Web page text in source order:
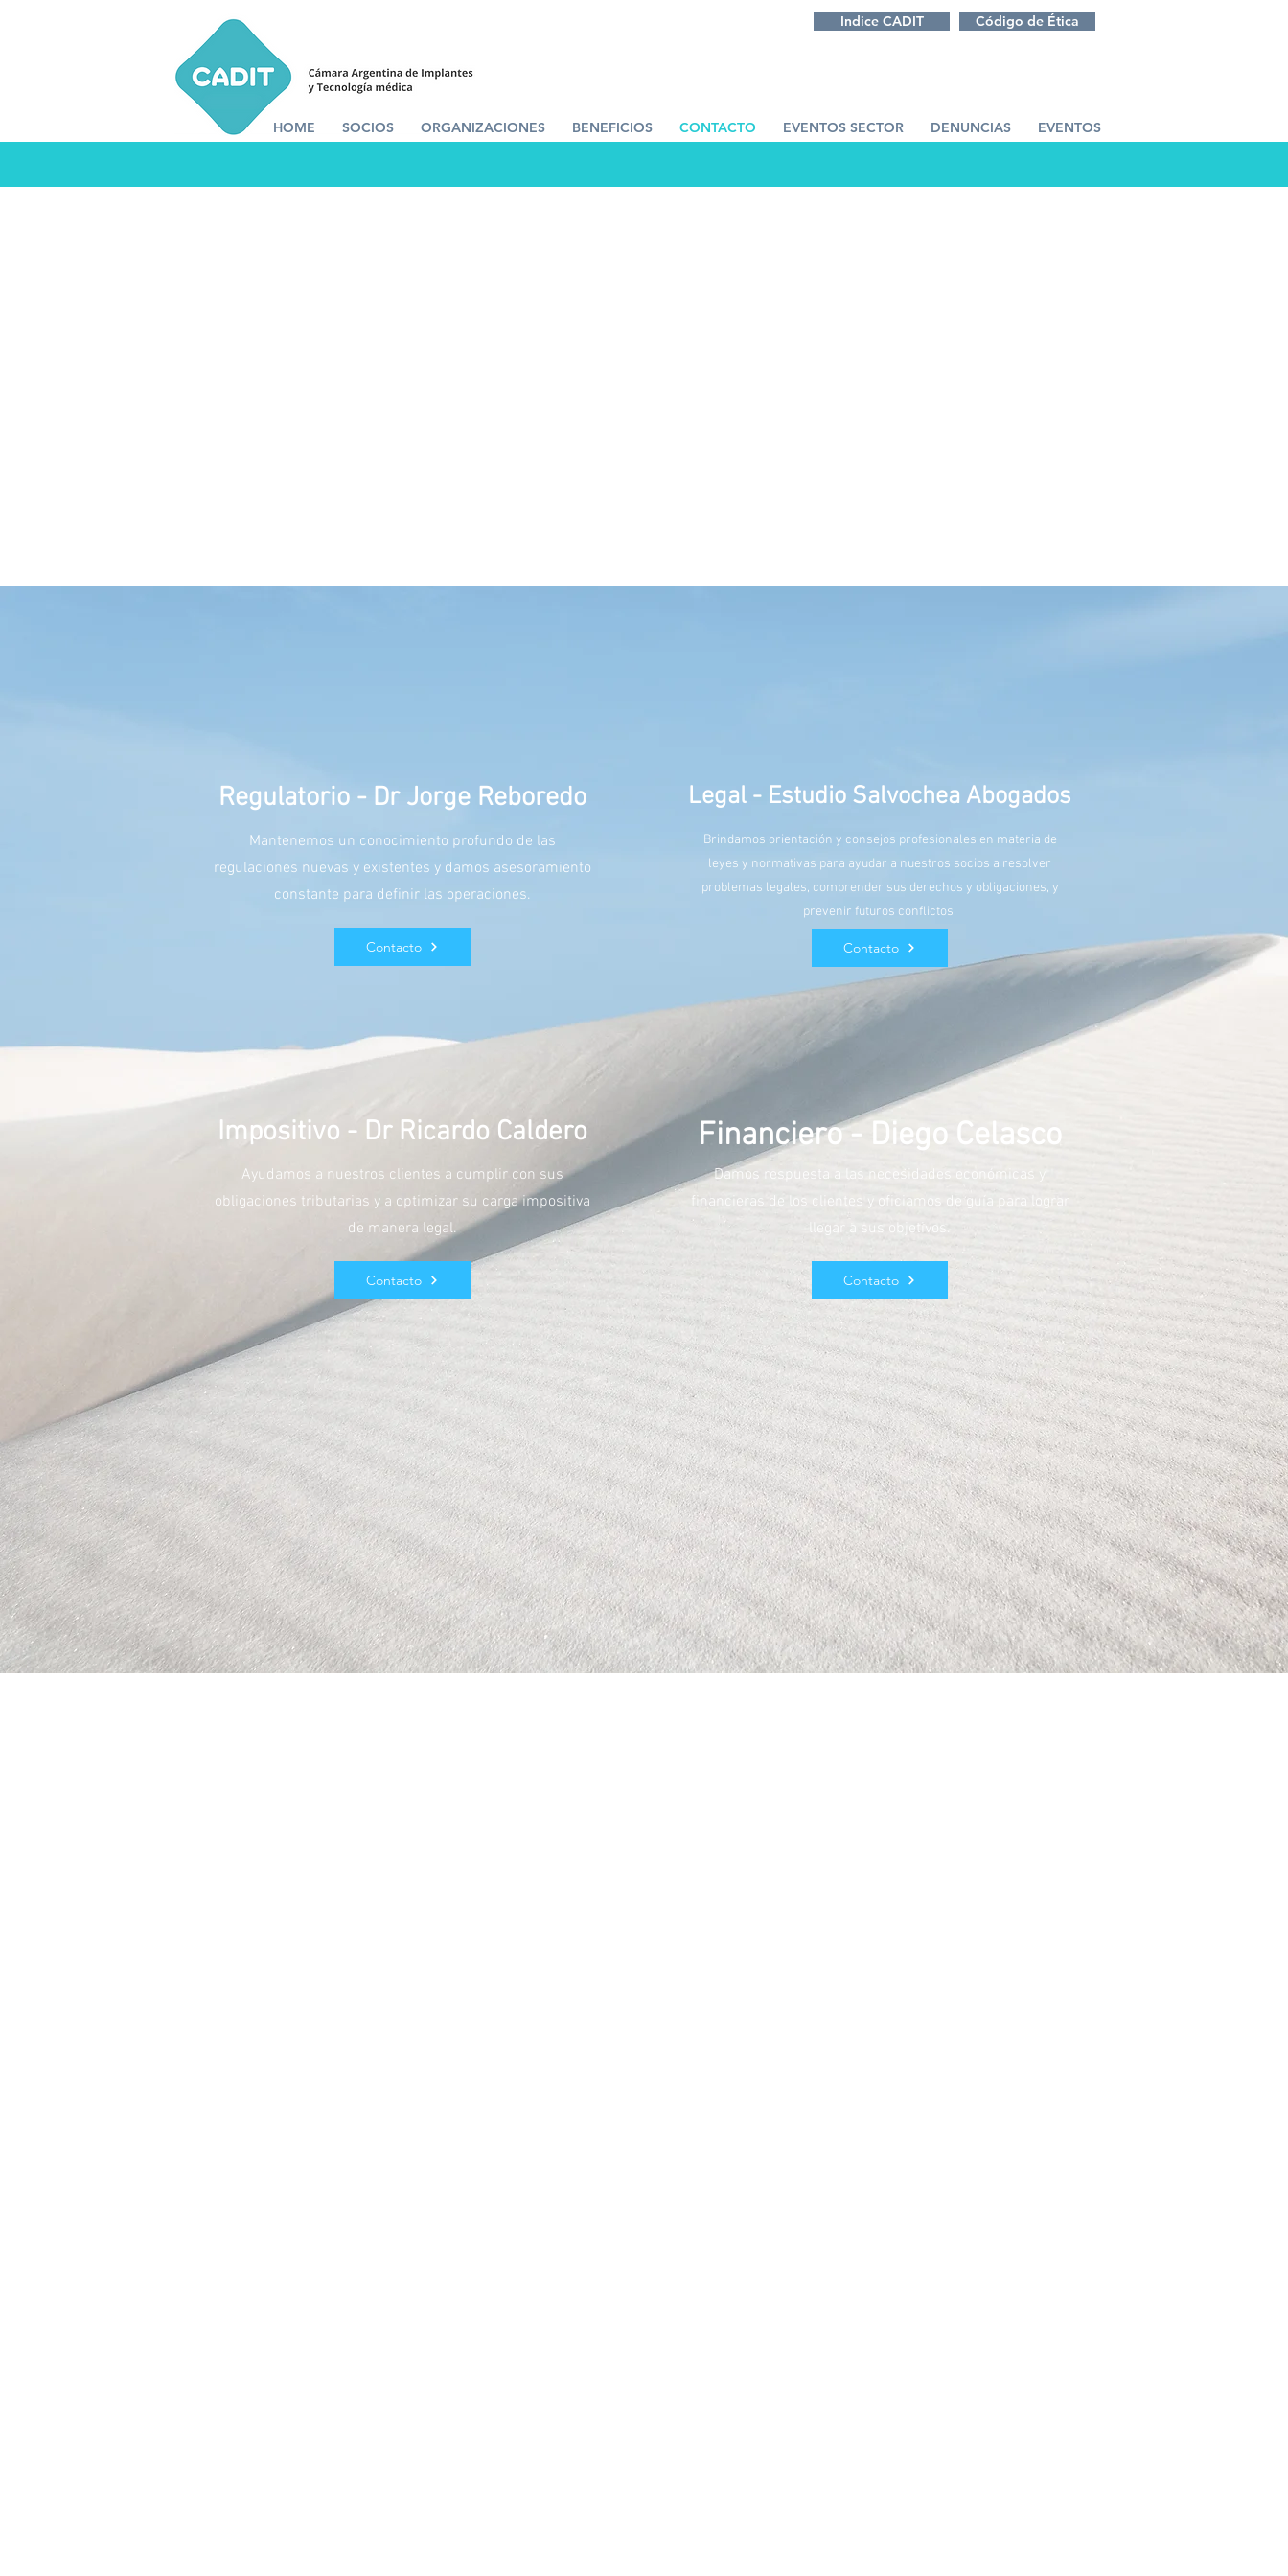
Indice CADIT Código de Ética
HOME SOCIOS ORGANIZACIONES BENEFICIOS CONTACTO EVENTOS SECTOR DENUNCIAS EVENTOS
Regulatorio - Dr Jorge Reboredo
Mantenemos un conocimiento profundo de las
regulaciones nuevas y existentes y damos asesoramiento
constante para definir las operaciones.
Contacto
Legal - Estudio Salvochea Abogados
Brindamos orientación y consejos profesionales en materia de
leyes y normativas para ayudar a nuestros socios a resolver
problemas legales, comprender sus derechos y obligaciones, y
prevenir futuros conflictos.
Contacto
Impositivo - Dr Ricardo Caldero
Ayudamos a nuestros clientes a cumplir con sus
obligaciones tributarias y a optimizar su carga impositiva
de manera legal.
Contacto
Financiero - Diego Celasco
Damos respuesta a las necesidades económicas y
financieras de los clientes y oficiamos de guía para lograr
llegar a sus objetivos.
Contacto